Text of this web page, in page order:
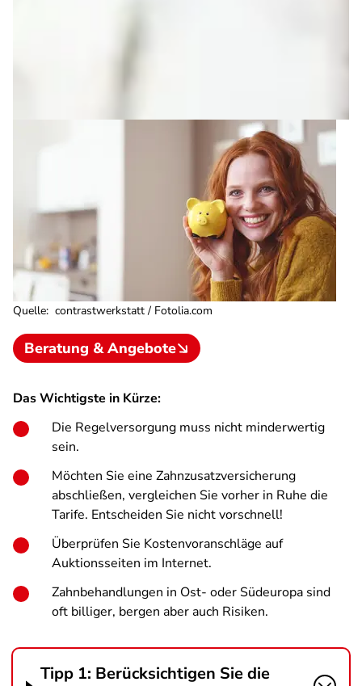
Quelle: contrastwerkstatt / Fotolia.com
Beratung & Angebote
Das Wichtigste in Kürze:
Die Regelversorgung muss nicht minderwertig
sein.
Möchten Sie eine Zahnzusatzversicherung
abschließen, vergleichen Sie vorher in Ruhe die
Tarife. Entscheiden Sie nicht vorschnell!
Überprüfen Sie Kostenvoranschläge auf
Auktionsseiten im Internet.
Zahnbehandlungen in Ost- oder Südeuropa sind
oft billiger, bergen aber auch Risiken.
Tipp 1: Berücksichtigen Sie die